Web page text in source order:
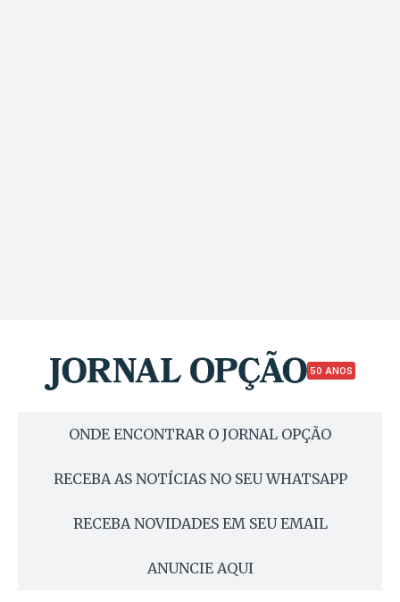
50 ANOS
ONDE ENCONTRAR O JORNAL OPÇÃO
RECEBA AS NOTÍCIAS NO SEU WHATSAPP
RECEBA NOVIDADES EM SEU EMAIL
ANUNCIE AQUI